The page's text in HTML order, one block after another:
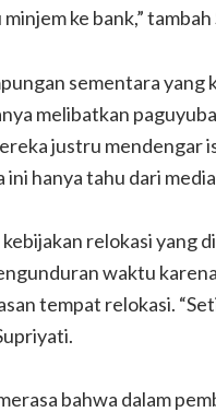
ke bank,”
sementara yang
melibatkan
justru mendengar
hanya tahu dari
relokasi yang
waktu
tempat relokasi.
bahwa dalam